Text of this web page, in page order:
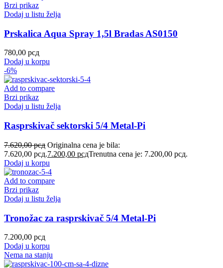
Brzi prikaz
Dodaj u listu želja
Prskalica Aqua Spray 1,5l Bradas AS0150
780,00 рсд
Dodaj u korpu
-6%
Add to compare
Brzi prikaz
Dodaj u listu želja
Rasprskivač sektorski 5/4 Metal-Pi
7.620,00рсд Originalna cena je bila:
7.620,00 рсд.7.200,00 рсдTrenutna cena je: 7.200,00 рсд.
Dodaj u korpu
Add to compare
Brzi prikaz
Dodaj u listu želja
Tronožac za rasprskivač 5/4 Metal-Pi
7.200,00 рсд
Dodaj u korpu
Nema na stanju